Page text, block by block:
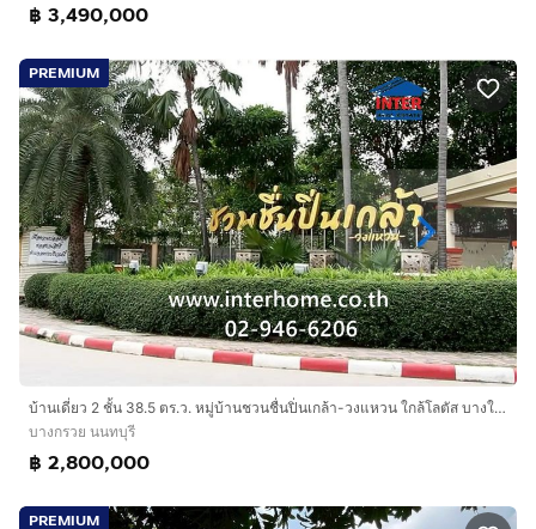
฿ 3,490,000
PREMIUM
บ้านเดี่ยว 2 ชั้น 38.5 ตร.ว. หมู่บ้านชวนชื่นปิ่นเกล้า-วงแหวน ใกล้โลตัส บางใหญ่ ถนนกาญจนาภิเษก ถนนสำเร็จพัฒนา บางกรวย นนทบุรี
บางกรวย นนทบุรี
฿ 2,800,000
PREMIUM